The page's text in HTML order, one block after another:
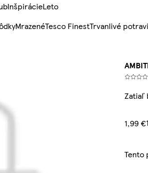
InšpirácieLeto
MrazenéTesco FinestTrvanlivé
Zatiaľ
1,99 €
Tento